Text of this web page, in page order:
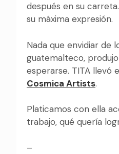
después en su
su máxima expresión.
Nada que envidiar de
guatemalteco,
esperarse. TITA llevó
Cosmica Artists.
Platicamos con ella
trabajo, qué quería
–